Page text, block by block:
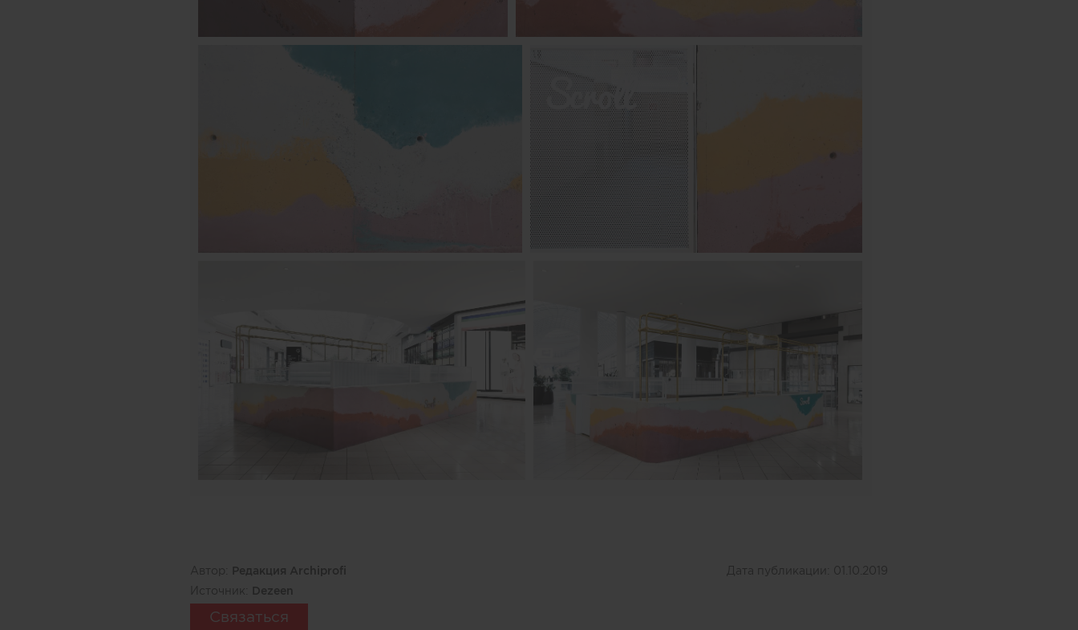
Автор: Редакция Archiprofi Дата публикации: 01.10.2019
Источник:
Dezeen
Связаться